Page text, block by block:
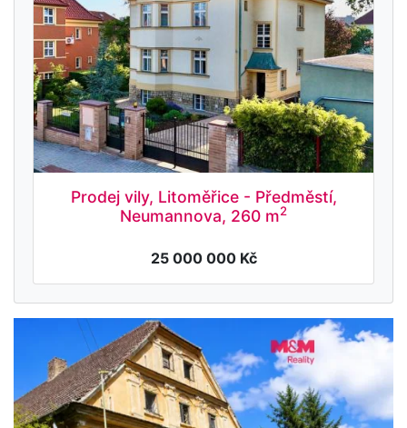
Prodej vily, Litoměřice - Předměstí,
Neumannova, 260 m2
25 000 000 Kč